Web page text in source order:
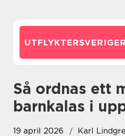
Så ordnas ett minnesvärt
barnkalas i
19 april 2026
Karl